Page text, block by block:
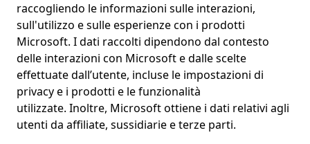
raccogliendo le informazioni sulle interazioni,
sull'utilizzo e sulle esperienze con i prodotti
Microsoft. I dati raccolti dipendono dal contesto
delle interazioni con Microsoft e dalle scelte
effettuate dall’utente, incluse le impostazioni di
privacy e i prodotti e le funzionalità
utilizzate. Inoltre, Microsoft ottiene i dati relativi agli
utenti da affiliate, sussidiarie e terze parti.